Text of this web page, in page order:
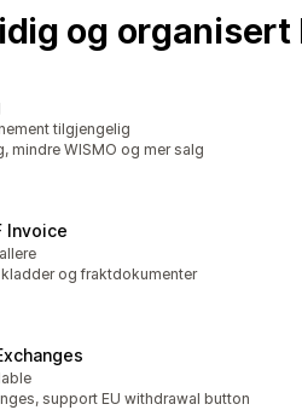
og
tilgjengelig
mindre WISMO og mer salg
Invoice
og fraktdokumenter
support EU withdrawal button